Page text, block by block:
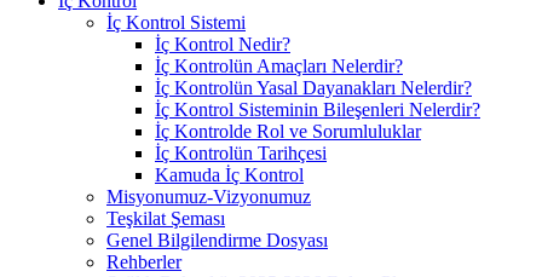
İç Kontrol Sistemi
İç Kontrol Nedir?
İç Kontrolün Amaçları Nelerdir?
İç Kontrolün Yasal Dayanakları Nelerdir?
İç Kontrol Sisteminin Bileşenleri Nelerdir?
İç Kontrolde Rol ve Sorumluluklar
İç Kontrolün Tarihçesi
Kamuda İç Kontrol
Misyonumuz-Vizyonumuz
Teşkilat Şeması
Genel Bilgilendirme Dosyası
Rehberler